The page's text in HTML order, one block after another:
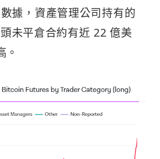
據，資產管理公司持有的
未平倉合約有近 22 億美
。